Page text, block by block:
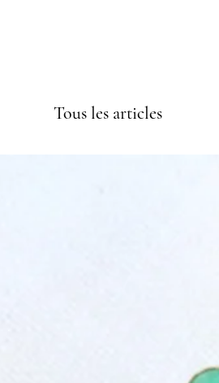
Tous les articles